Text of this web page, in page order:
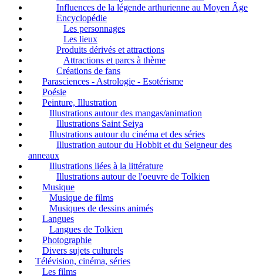
Influences de la légende arthurienne au Moyen Âge
Encyclopédie
Les personnages
Les lieux
Produits dérivés et attractions
Attractions et parcs à thème
Créations de fans
Parasciences - Astrologie - Esotérisme
Poésie
Peinture, Illustration
Illustrations autour des mangas/animation
Illustrations Saint Seiya
Illustrations autour du cinéma et des séries
Illustration autour du Hobbit et du Seigneur des
anneaux
Illustrations liées à la littérature
Illustrations autour de l'oeuvre de Tolkien
Musique
Musique de films
Musiques de dessins animés
Langues
Langues de Tolkien
Photographie
Divers sujets culturels
Télévision, cinéma, séries
Les films